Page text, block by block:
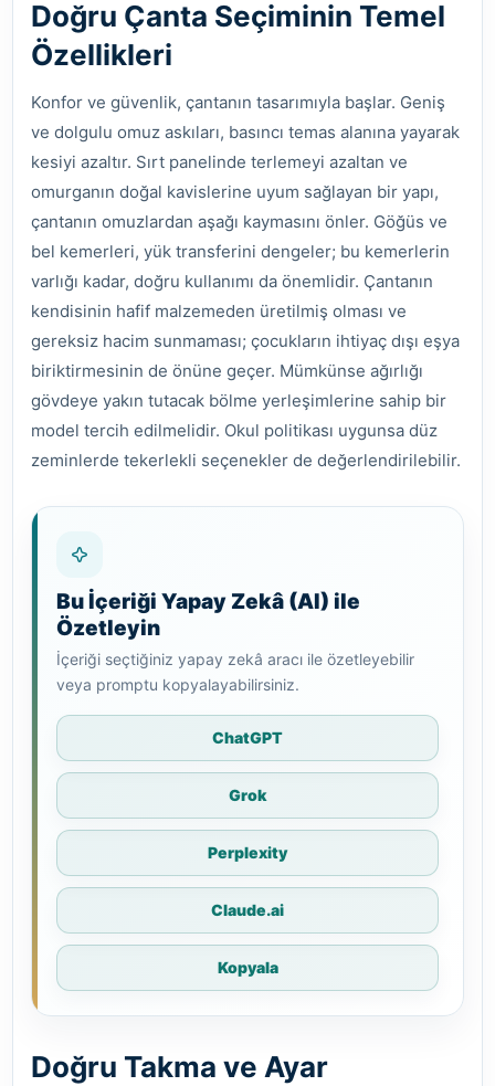
Doğru Çanta Seçiminin Temel
Özellikleri
Konfor ve güvenlik, çantanın tasarımıyla başlar. Geniş
ve dolgulu omuz askıları, basıncı temas alanına yayarak
kesiyi azaltır. Sırt panelinde terlemeyi azaltan ve
omurganın doğal kavislerine uyum sağlayan bir yapı,
çantanın omuzlardan aşağı kaymasını önler. Göğüs ve
bel kemerleri, yük transferini dengeler; bu kemerlerin
varlığı kadar, doğru kullanımı da önemlidir. Çantanın
kendisinin hafif malzemeden üretilmiş olması ve
gereksiz hacim sunmaması; çocukların ihtiyaç dışı eşya
biriktirmesinin de önüne geçer. Mümkünse ağırlığı
gövdeye yakın tutacak bölme yerleşimlerine sahip bir
model tercih edilmelidir. Okul politikası uygunsa düz
zeminlerde tekerlekli seçenekler de değerlendirilebilir.
Bu İçeriği Yapay Zekâ (AI) ile
Özetleyin
İçeriği seçtiğiniz yapay zekâ aracı ile özetleyebilir
veya promptu kopyalayabilirsiniz.
ChatGPT
Grok
Perplexity
Claude.ai
Kopyala
Doğru Takma ve Ayar